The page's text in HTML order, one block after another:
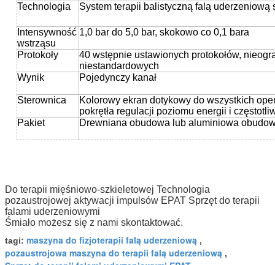
Technologia System terapii balistyczną falą uderzeniową
Intensywność
wstrząsu
1,0 bar do 5,0 bar, skokowo co 0,1 bara
Protokoły
40 wstępnie ustawionych protokołów,
niestandardowych
Wynik
Pojedynczy kanał
Sterownica
Kolorowy ekran dotykowy do wszystkich
pokrętła regulacji poziomu energii i
Pakiet
Drewniana obudowa lub aluminiowa
Do terapii mięśniowo-szkieletowej Technologia
pozaustrojowej aktywacji impulsów EPAT Sprzęt do terapii
falami uderzeniowymi
Śmiało możesz się z nami skontaktować.
tagi: maszyna do fizjoterapii falą uderzeniową ,
pozaustrojowa maszyna do terapii falą uderzeniową ,